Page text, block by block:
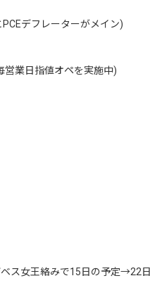
デフレーターがメイン)
営業日指値オペを実施中)
ス女王絡みで15日の予定→22日